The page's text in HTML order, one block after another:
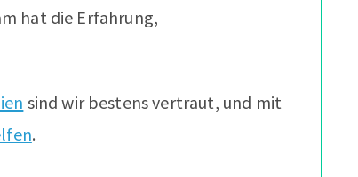
hat die Erfahrung,
sind wir bestens vertraut, und mit
.